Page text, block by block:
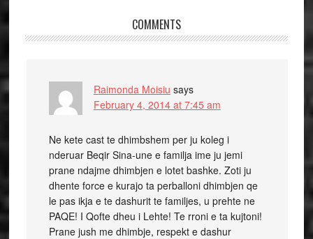
COMMENTS
Raimonda Moisiu says
February 4, 2014 at 7:45 am
Ne kete cast te dhimbshem per ju koleg i
nderuar Beqir Sina -une e familja ime ju jemi
prane ndajme dhimbjen e lotet bashke. Zoti ju
dhente force e kurajo ta perballoni dhimbjen qe
le pas ikja e te dashurit te familjes, u prehte ne
PAQE! I Qofte dheu i Lehte! Te rroni e ta kujtoni!
Prane jush me dhimbje, respekt e dashur